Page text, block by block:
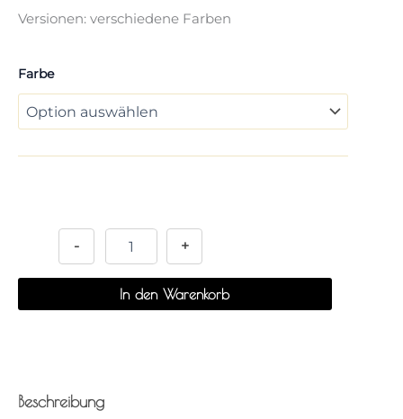
Versionen: verschiedene Farben
Farbe
- +
In den Warenkorb
Beschreibung